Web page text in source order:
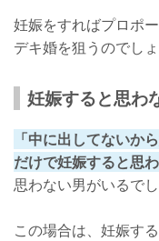
妊娠をすればプロポ
デキ婚を狙うのでしょ
妊娠すると思わ
「中に出してないか
だけで妊娠すると思わ
思わない男がいるでし
この場合は、妊娠す